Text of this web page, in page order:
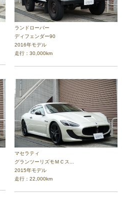
ランドローバー
ディフェンダー90
2016年モデル
走行：30,000km
マセラティ
グランツーリズモＭＣス...
2015年モデル
走行：22,000km